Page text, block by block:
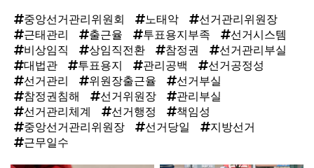
중앙선거관리위원회 노태악
선거관리위원장
근태관리
출근율 투표용지부족
선거시스템
비상임직
상임직전환 참정권
선거관리부실
대법관
투표용지 관리공백
선거공정성
선거관리
위원장출근율
선거부실
참정권침해
선거위원장
관리부실
선거관리체계
선거행정
책임성
중앙선거관리위원장
선거당일
지방선거
근무일수